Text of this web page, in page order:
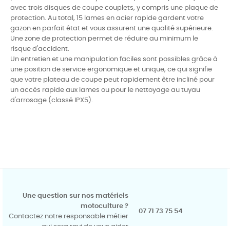
avec trois disques de coupe couplets, y compris une plaque de
protection. Au total, 15 lames en acier rapide gardent votre
gazon en parfait état et vous assurent une qualité supérieure.
Une zone de protection permet de réduire au minimum le
risque d'accident.
Un entretien et une manipulation faciles sont possibles grâce à
une position de service ergonomique et unique, ce qui signifie
que votre plateau de coupe peut rapidement être incliné pour
un accès rapide aux lames ou pour le nettoyage au tuyau
d'arrosage (classé IPX5).
Une question sur nos matériels
motoculture ?
Contactez notre responsable métier
07 71 73 75 54